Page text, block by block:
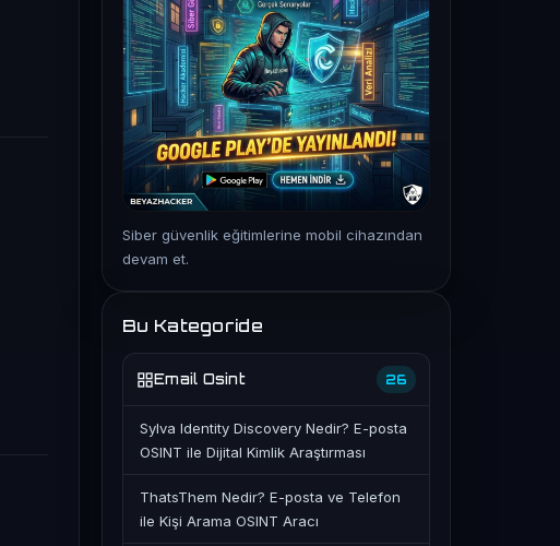
Siber güvenlik eğitimlerine mobil cihazından
devam et.
Bu Kategoride
Email Osint 26
Sylva Identity Discovery Nedir? E-posta
OSINT ile Dijital Kimlik Araştırması
ThatsThem Nedir? E-posta ve Telefon
ile Kişi Arama OSINT Aracı